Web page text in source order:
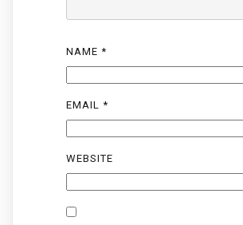
NAME *
EMAIL *
WEBSITE